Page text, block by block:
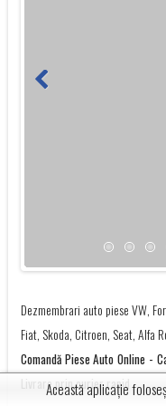
Dezmembrari auto piese VW,
Fiat, Skoda, Citroen, Seat, Alfa
Comandă Piese Auto Online -
Livrare prin curier rapid
Această aplicație